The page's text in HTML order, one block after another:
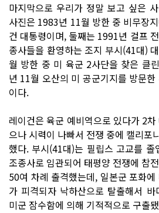
마지막으로 우리가 정말 보고 싶은
사진은 1983년 11월 방한 중 비무장
건 대통령이며, 둘째는 1991년 걸프
종사들을 환영하는 조지 부시(41대)
월 방한 중 미 육군 2사단을 찾은 클
년 11월 오산의 미 공군기지를 방문
이다.
레이건은 육군 예비역으로 있다가 2
으나 시력이 나빠서 전쟁 중에 캘리포
했다. 부시(41대)는 필립스 고교를
조종사로 임관되어 태평양 전쟁에 참
50여 차례 출격했는데, 일본군 포화
가 피격되자 낙하산으로 탈출해서
미군 잠수함에 의해 기적적으로 구출